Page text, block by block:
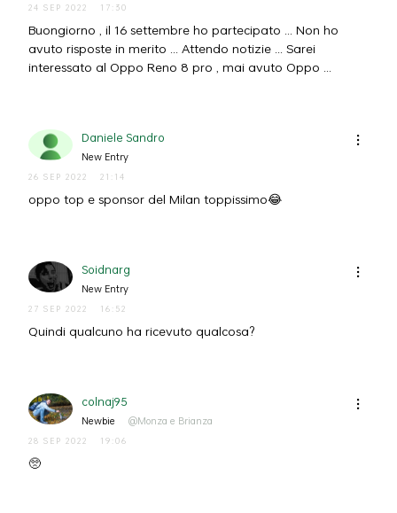
24 SEP 2022 17:30
Buongiorno , il 16 settembre ho partecipato ... Non ho
avuto risposte in merito ... Attendo notizie ... Sarei
interessato al Oppo Reno 8 pro , mai avuto Oppo ...
Daniele Sandro
New Entry
26 SEP 2022 21:14
oppo top e sponsor del Milan toppissimo😂
Soidnarg
New Entry
27 SEP 2022 16:52
Quindi qualcuno ha ricevuto qualcosa?
colnaj95
Newbie @Monza e Brianza
28 SEP 2022 19:06
🥺